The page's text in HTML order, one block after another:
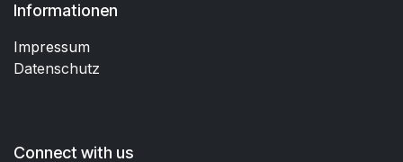
Informationen
Impressum
Datenschutz
Connect with us